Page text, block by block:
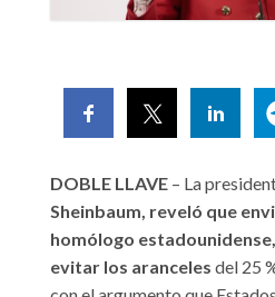
DOBLE LLAVE – La
Sheinbaum, reveló que
homólogo
evitar los aranceles del 25